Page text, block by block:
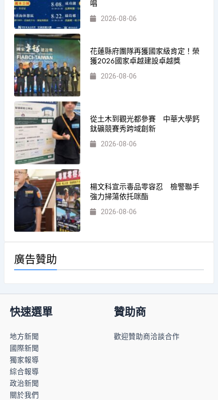
唱
2026-08-06
花蓮縣府團隊再獲國家級肯定！榮
獲2026國家卓越建設卓越獎
2026-08-06
從土木到觀光都參賽 中華大學鈣
鈦礦競賽秀跨域創新
2026-08-06
楊文科宣示毒品零容忍 檢警聯手
強力掃蕩依托咪酯
2026-08-06
廣告贊助
快速選單
地方新聞
國際新聞
獨家報導
綜合報導
政治新聞
關於我們
贊助商
歡迎贊助商洽談合作